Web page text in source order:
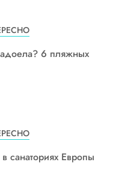
6 пляжных
санаториях Европы